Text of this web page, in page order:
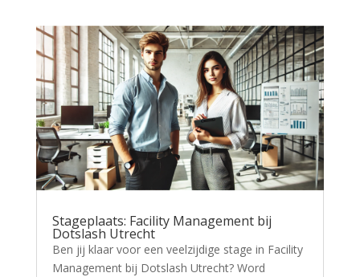
Stageplaats: Facility Management bij
Dotslash Utrecht
Ben jij klaar voor een veelzijdige stage in Facility
Management bij Dotslash Utrecht? Word